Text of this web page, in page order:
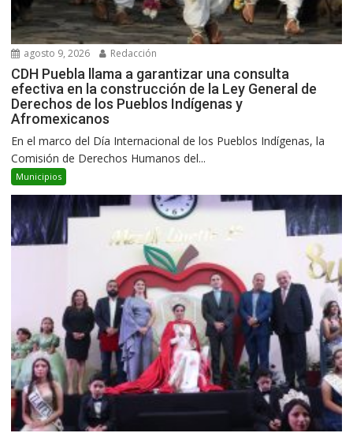
agosto 9, 2026 Redacción
CDH Puebla llama a garantizar una consulta
efectiva en la construcción de la Ley General de
Derechos de los Pueblos Indígenas y
Afromexicanos
En el marco del Día Internacional de los Pueblos Indígenas, la
Comisión de Derechos Humanos del...
Municipios